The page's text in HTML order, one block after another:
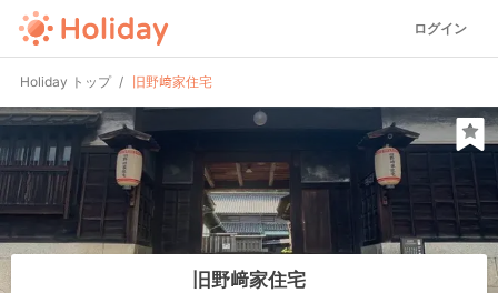
ログイン
Holiday トップ 旧野﨑家住宅
旧野﨑家住宅